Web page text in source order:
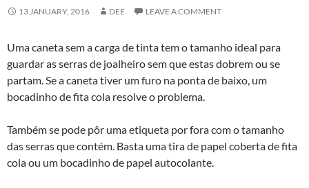
13 JANUARY, 2016 DEE LEAVE A COMMENT
Uma caneta sem a carga de tinta tem o tamanho ideal para
guardar as serras de joalheiro sem que estas dobrem ou se
partam. Se a caneta tiver um furo na ponta de baixo, um
bocadinho de fita cola resolve o problema.
Também se pode pôr uma etiqueta por fora com o tamanho
das serras que contém. Basta uma tira de papel coberta de fita
cola ou um bocadinho de papel autocolante.